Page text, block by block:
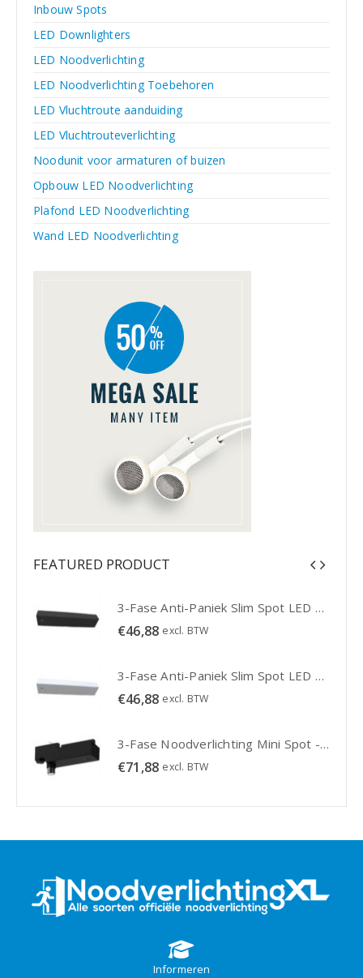
Inbouw Spots
LED Downlighters
LED Noodverlichting
LED Noodverlichting Toebehoren
LED Vluchtroute aanduiding
LED Vluchtrouteverlichting
Noodunit voor armaturen of buizen
Opbouw LED Noodverlichting
Plafond LED Noodverlichting
Wand LED Noodverlichting
FEATURED PRODUCT
3-Fase Anti-Paniek Slim Spot LED Noodverlichting 3W - Zwart
€46,88 excl. BTW
3-Fase Anti-Paniek Slim Spot LED Noodverlichting 3W - Wit
€46,88 excl. BTW
3-Fase Noodverlichting Mini Spot - Zwart
€71,88 excl. BTW
Informeren